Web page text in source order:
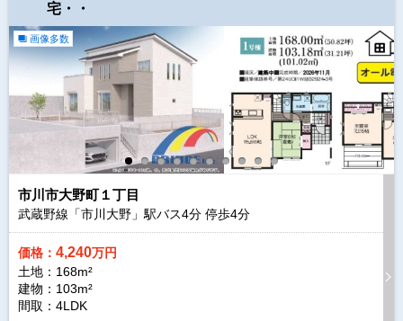
宅・・
画像多数
市川市大野町１丁目
武蔵野線「市川大野」駅バス4分 停歩4分
価格： 4,240万円
土地：168m²
建物：103m²
間取：4LDK